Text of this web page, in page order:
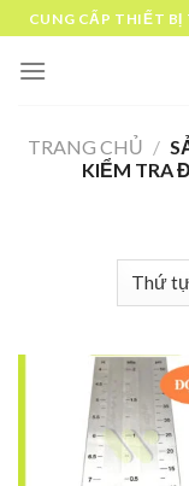
Skip
to
content
CUNG CẤP THIẾT
TRANG CHỦ /
KIỂM TRA